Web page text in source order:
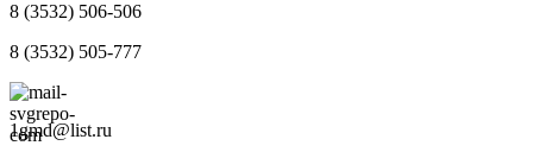
8 (3532) 506-506
8 (3532) 505-777
1gmd@list.ru